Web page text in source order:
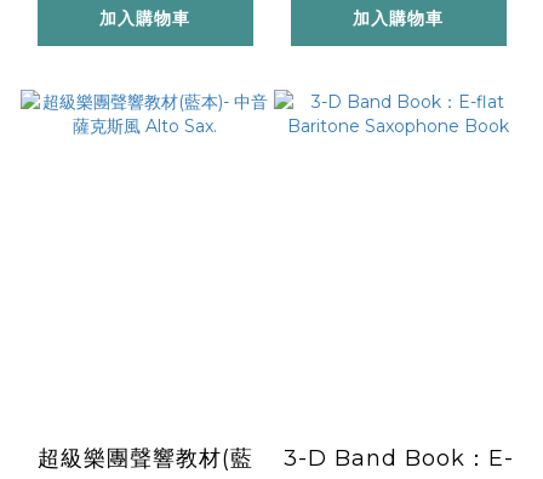
加入購物車 加入購物車
超級樂團聲響教材(藍
3-D Band Book：E-